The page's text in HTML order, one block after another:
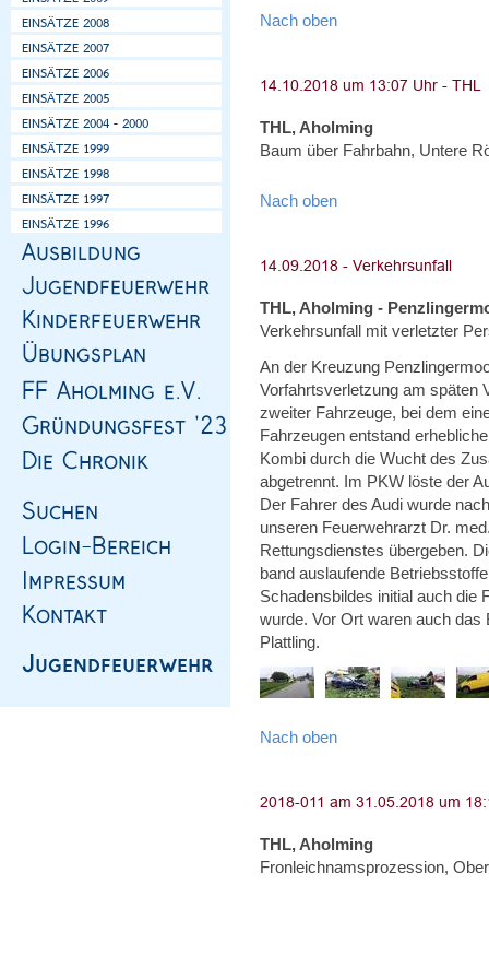
Nach oben
THL, Aholming
Baum über Fahrbahn, Untere
Nach oben
THL, Aholming -
Verkehrsunfall mit verletzter
An der Kreuzung
Vorfahrtsverletzung am späten
zweiter Fahrzeuge, bei dem
Fahrzeugen entstand
Kombi durch die Wucht des
abgetrennt. Im PKW löste der
Der Fahrer des Audi wurde
unseren Feuerwehrarzt Dr.
Rettungsdienstes übergeben.
band auslaufende
Schadensbildes initial auch die
wurde. Vor Ort waren auch
Plattling.
Nach oben
THL, Aholming
Fronleichnamsprozession,